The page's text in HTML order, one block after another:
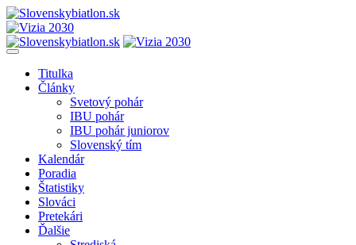
Titulka
Články
Svetový pohár
IBU pohár
IBU pohár juniorov
Slovenský tím
Kalendár
Poradia
Štatistiky
Slováci
Pretekári
Ďalšie